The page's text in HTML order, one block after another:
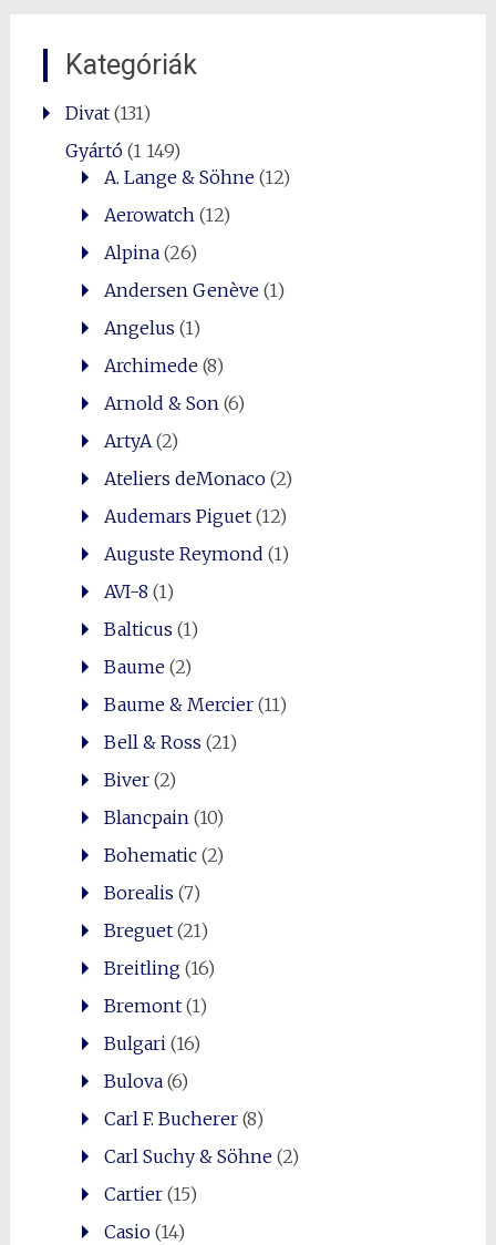
Kategóriák
Divat(131)
Gyártó(1 149)
A. Lange & Söhne(12)
Aerowatch(12)
Alpina(26)
Andersen Genève(1)
Angelus (1)
Archimede(8)
Arnold & Son(6)
ArtyA(2)
Ateliers deMonaco(2)
Audemars Piguet(12)
Auguste Reymond (1)
AVI-8 (1)
Balticus (1)
Baume(2)
Baume & Mercier(11)
Bell & Ross (21)
Biver(2)
Blancpain(10)
Bohematic(2)
Borealis (7)
Breguet(21)
Breitling(16)
Bremont(1)
Bulgari(16)
Bulova(6)
Carl F. Bucherer(8)
Carl Suchy & Söhne(2)
Cartier(15)
Casio(14)